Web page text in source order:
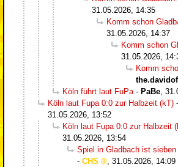
31.05.2026, 14:35
Komm schon
31.05.2026, 14:37
Komm schon
31.05.2026,
Komm
Köln führt laut FuPa - PaBe
Köln laut Fupa 0:0 zur Halbzeit (kT) -
31.05.2026, 13:52
Köln laut Fupa 0:0 zur Halbzeit
31.05.2026, 13:54
Spiel in Gladbach ist
- CHS
31.05.2026, 14:09